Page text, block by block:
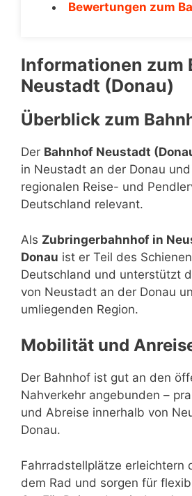
Bewertungen zum
Informationen zum
Neustadt (Donau)
Überblick zum
Der Bahnhof Neustadt
in Neustadt an der Donau
regionalen Reise- und
Deutschland relevant.
Als Zubringerbahnhof in
Donau ist er Teil des
Deutschland und unterstützt
von Neustadt an der Donau
umliegenden Region.
Mobilität und
Der Bahnhof ist gut an den
Nahverkehr angebunden –
und Abreise innerhalb von
Donau.
Fahrradstellplätze erleichtern
dem Rad und sorgen für